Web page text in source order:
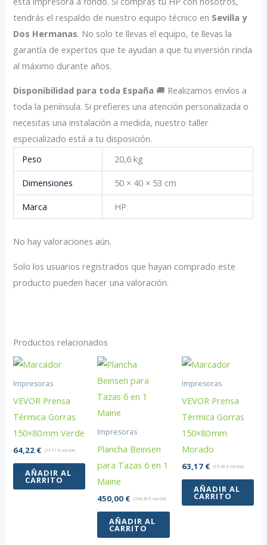
tendrás el respaldo de nuestro equipo técnico en Sevilla y
Dos Hermanas. No solo te llevas el equipo, te llevas la
garantía de expertos que te ayudan a que tu inversión rinda
al máximo durante años.
Disponibilidad para toda España 🚚 Realizamos envíos a
toda la península. Si prefieres una atención personalizada o
necesitas una instalación a medida, nuestro taller
especializado está a tu disposición.
Peso
20,6 kg
Dimensiones
50 × 40 × 53 cm
Marca
HP
No hay valoraciones aún.
Solo los usuarios registrados que hayan comprado este
producto pueden hacer una valoración.
Productos relacionados
Impresoras
VEVOR Prensa
Térmica Gorras
150×80 mm Verde
64,22 € (77,71€ con IVA)
AÑADIR AL
CARRITO
Impresoras
Plancha Beinsen
para Tazas 6 en 1
Maine
450,00 € (544,50€ con IVA)
AÑADIR AL
CARRITO
Impresoras
VEVOR Prensa
Térmica Gorras
150×80 mm
Morado
63,17 € (76,43 €con IVA)
AÑADIR AL
CARRITO